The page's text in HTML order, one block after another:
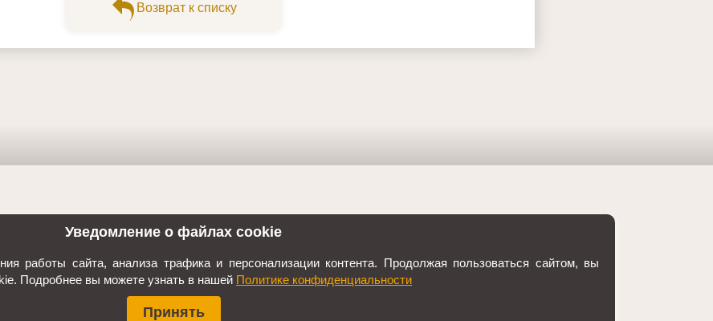
Уведомление о файлах cookie
работы сайта, анализа трафика и персонализации контента. Продолжая пользоваться сайтом, вы
Подробнее вы можете узнать в нашей Политике конфиденциальности
Принять
Возврат к списку